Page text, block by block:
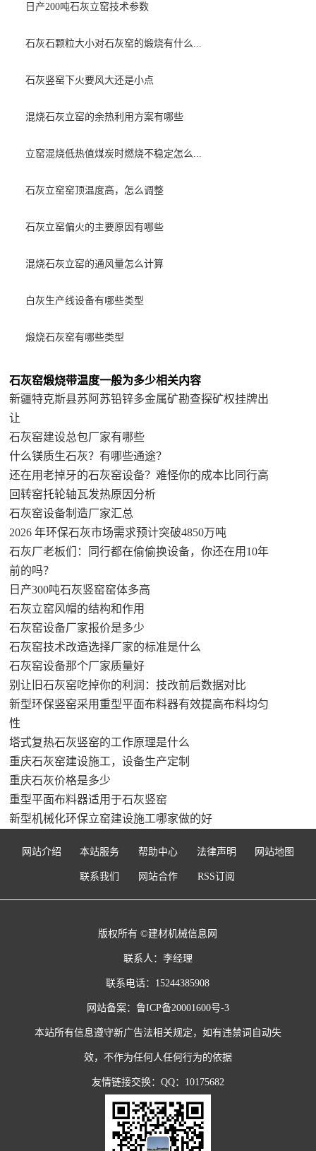
日产200吨石灰立窑技术参数
石灰石颗粒大小对石灰窑的煅烧有什么...
石灰竖窑下火要风大还是小点
混烧石灰立窑的余热利用方案有哪些
立窑混烧低热值煤炭时燃烧不稳定怎么...
石灰立窑窑顶温度高，怎么调整
石灰立窑偏火的主要原因有哪些
混烧石灰立窑的通风量怎么计算
白灰生产线设备有哪些类型
煅烧石灰窑有哪些类型
石灰窑煅烧带温度一般为多少相关内容
新疆特克斯县苏阿苏铅锌多金属矿勘查探矿权挂牌出
让
石灰窑建设总包厂家有哪些
什么镁质生石灰？有哪些通途？
还在用老掉牙的石灰窑设备？难怪你的成本比同行高
回转窑托轮轴瓦发热原因分析
石灰窑设备制造厂家汇总
2026 年环保石灰市场需求预计突破4850万吨
石灰厂老板们：同行都在偷偷换设备，你还在用10年
前的吗？
日产300吨石灰竖窑窑体多高
石灰立窑风帽的结构和作用
石灰窑设备厂家报价是多少
石灰窑技术改造选择厂家的标准是什么
石灰窑设备那个厂家质量好
别让旧石灰窑吃掉你的利润：技改前后数据对比
新型环保竖窑采用重型平面布料器有效提高布料均匀
性
塔式复热石灰竖窑的工作原理是什么
重庆石灰窑建设施工，设备生产定制
重庆石灰价格是多少
重型平面布料器适用于石灰竖窑
新型机械化环保立窑建设施工哪家做的好
网站介绍 本站服务 帮助中心 法律声明 网站地图
联系我们 网站合作 RSS订阅
版权所有 ©建材机械信息网
联系人：李经理
联系电话：15244385908
网站备案： 鲁ICP备20001600号-3
本站所有信息遵守新广告法相关规定，如有违禁词自动失
效，不作为任何人任何行为的依据
友情链接交换：QQ：10175682